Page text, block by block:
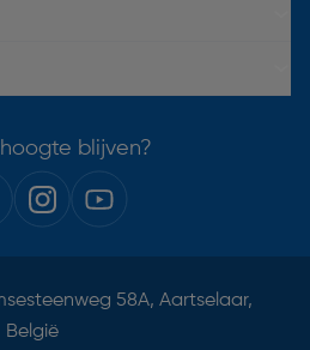
blijven?
58A, Aartselaar,
België